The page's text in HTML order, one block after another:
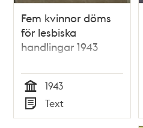
Fem kvinnor döms
för lesbiska
handlingar 1943
Tid
1943
Typ
Text